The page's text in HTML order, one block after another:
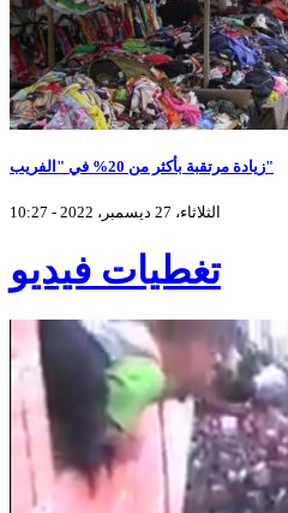
زيادة مرتقبة بأكثر من 20% في "الفريب"
الثلاثاء، 27 ديسمبر، 2022 - 10:27
تغطيات فيديو